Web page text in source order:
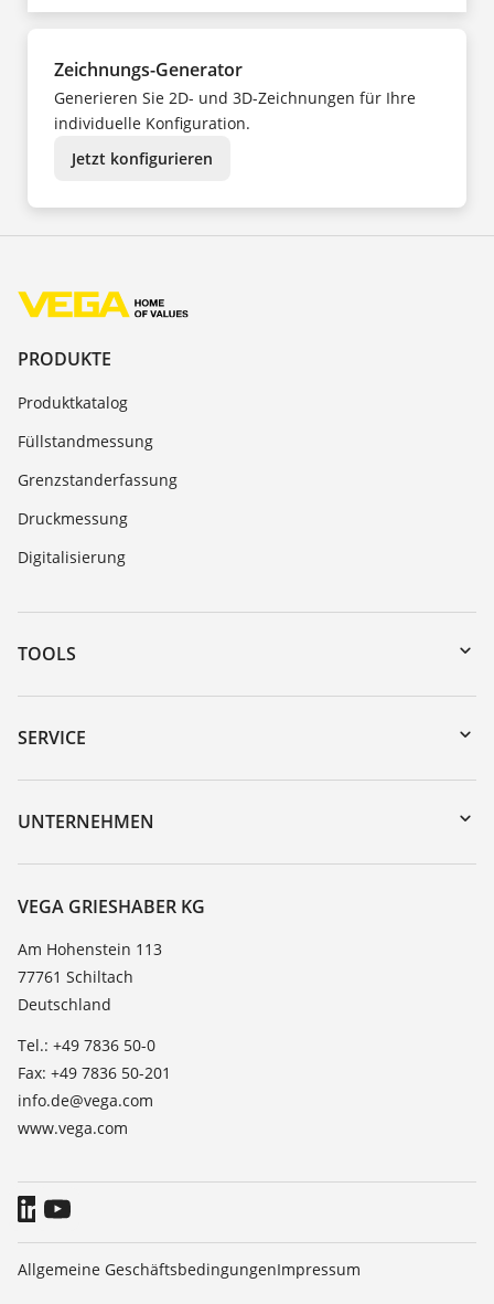
Zeichnungs-Generator
Generieren Sie 2D- und 3D-Zeichnungen für Ihre
individuelle Konfiguration.
Jetzt konfigurieren
PRODUKTE
Produktkatalog
Füllstandmessung
Grenzstanderfassung
Druckmessung
Digitalisierung
TOOLS
Download-Center
Gerätesuche (Seriennummer)
DTM Collection/PACTware
SERVICE
Geräterücksendung
Trainings
Beständigkeitsliste
TeamViewer
UNTERNEHMEN
Karriere
Über VEGA
Kontakt
News
Presse
Blog
VEGA GRIESHABER KG
Am Hohenstein 113
77761 Schiltach
Deutschland
Tel.: +49 7836 50-0
Fax: +49 7836 50-201
info.de@vega.com
www.vega.com
Allgemeine GeschäftsbedingungenImpressum